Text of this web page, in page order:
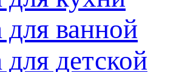
для ванной
для детской